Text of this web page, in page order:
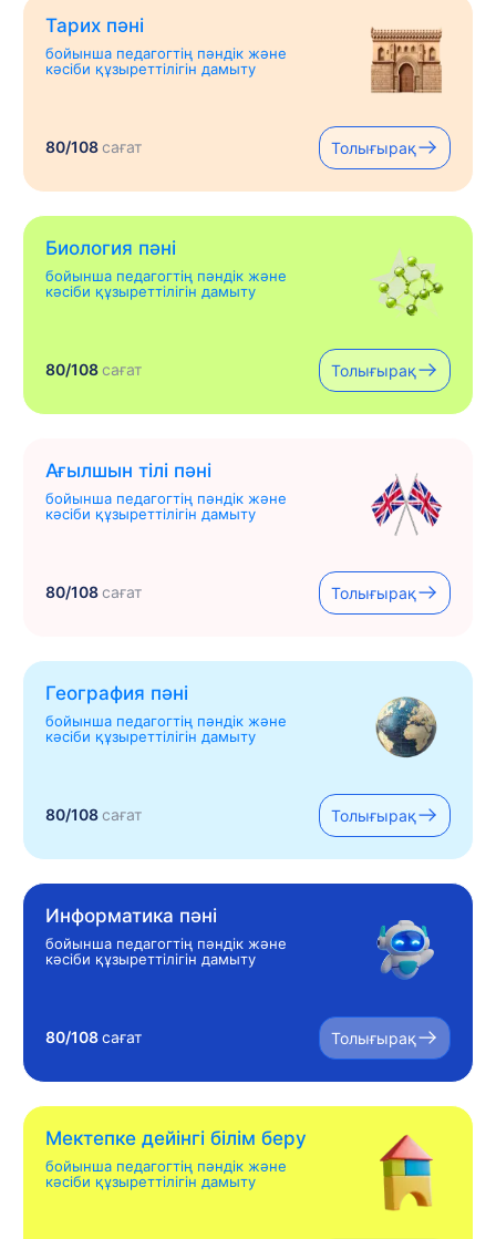
Тарих пәні
бойынша педагогтің пәндік және
кәсіби құзыреттілігін дамыту
80/108сағат Толығырақ
Биология пәні
бойынша педагогтің пәндік және
кәсіби құзыреттілігін дамыту
80/108сағат Толығырақ
Ағылшын тілі пәні
бойынша педагогтің пәндік және
кәсіби құзыреттілігін дамыту
80/108сағат Толығырақ
География пәні
бойынша педагогтің пәндік және
кәсіби құзыреттілігін дамыту
80/108сағат Толығырақ
Информатика пәні
бойынша педагогтің пәндік және
кәсіби құзыреттілігін дамыту
80/108сағат Толығырақ
Мектепке дейінгі білім беру
бойынша педагогтің пәндік және
кәсіби құзыреттілігін дамыту